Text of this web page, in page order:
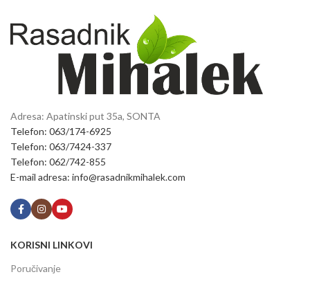
Adresa: Apatinski put 35a, SONTA
Telefon: 063/174-6925
Telefon: 063/7424-337
Telefon: 062/742-855
E-mail adresa: info@rasadnikmihalek.com
KORISNI LINKOVI
Poručivanje